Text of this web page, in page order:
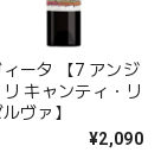
ィータ 【7 アンジ
リ キャンティ・リ
ヴァ】
¥2,090